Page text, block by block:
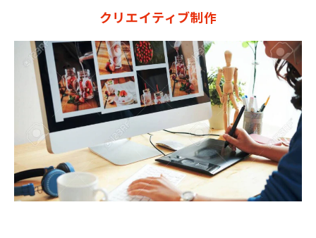
クリエイティブ制作